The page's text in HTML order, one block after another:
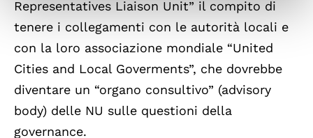
Representatives Liaison Unit” il compito di
tenere i collegamenti con le autorità locali e
con la loro associazione mondiale “United
Cities and Local Goverments”, che dovrebbe
diventare un “organo consultivo” (advisory
body) delle NU sulle questioni della
governance.